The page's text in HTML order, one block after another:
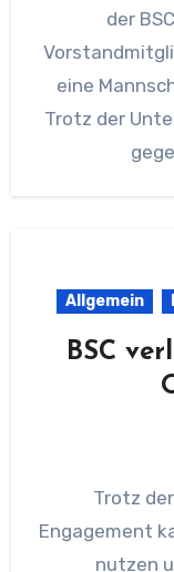
der
eine
Trotz der
Allgemein
BSC
Trotz der Überlegenheit und gutem
Engagement
nutzen